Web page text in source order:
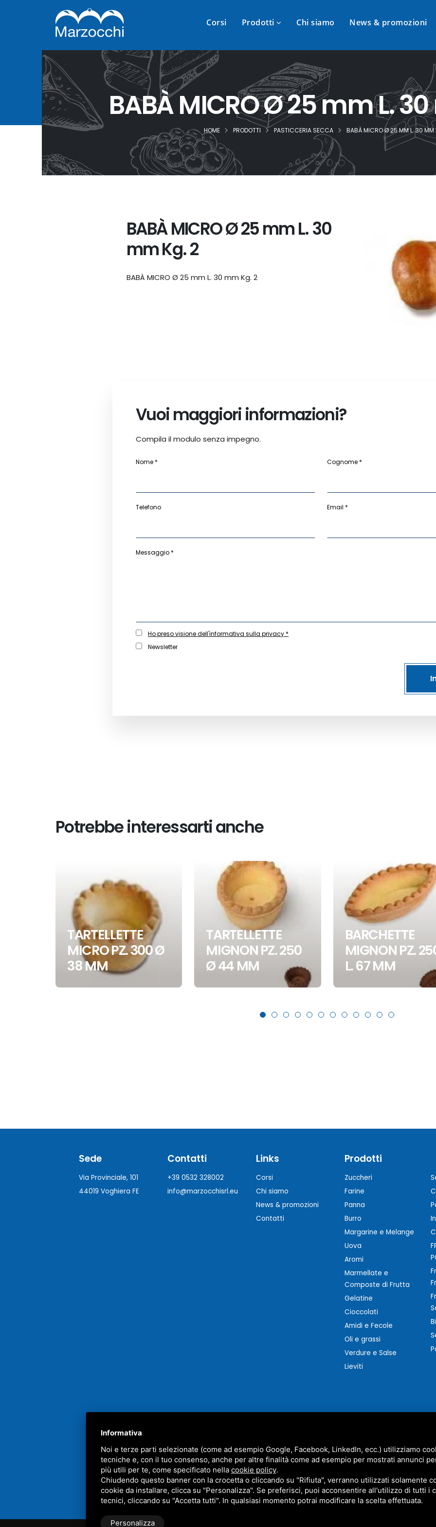
Corsi Prodotti Chi siamo News & promozioni
BABÀ MICRO Ø 25 mm L.
HOME PRODOTTI PASTICCERIA SECCA BABÀ MICRO Ø 25 MM L. 30 MM
BABÀ MICRO Ø 25 mm L. 30
mm Kg. 2
BABÀ MICRO Ø 25 mm L. 30 mm Kg. 2
Vuoi maggiori informazioni?
Compila il modulo senza impegno.
Nome * Cognome *
Telefono Email *
Messaggio *
Ho preso visione dell'informativa sulla privacy *
Newsletter
Potrebbe interessarti anche
TARTELLETTE
MICRO PZ. 300 Ø
38 MM
TARTELLETTE
MIGNON PZ. 250
Ø 44 MM
BARCHETTE
MIGNON PZ.
L. 67 MM
Sede
Via Provinciale, 101
44019 Voghiera FE
Contatti
+39 0532 328002
info@marzocchisrl.eu
Links
Corsi
Chi siamo
News & promozioni
Contatti
Prodotti
Zuccheri
Farine
Panna
Burro
Margarine e Melange
Uova
Aromi
Marmellate e
Composte di Frutta
Gelatine
Cioccolati
Amidi e Fecole
Oli e grassi
Verdure e Salse
Lieviti
MARZOCCHI SRL • P.IVA 01942630383 • PRIVACY•SITEMAP
QUESTO SITO È PROTETTO DA GOOGLE RECAPTCHA V3,
Informativa
Noi e terze parti selezionate (come ad esempio Google, Facebook, LinkedIn, ecc.) utilizziamo
tecniche e, con il tuo consenso, anche per altre finalità come ad esempio per mostrati annunci
più utili per te, come specificato nella cookie policy.
Chiudendo questo banner con la crocetta o cliccando su "Rifiuta", verranno utilizzati solamente
cookie da installare, clicca su "Personalizza". Se preferisci, puoi acconsentire all'utilizzo di tutti i
tecnici, cliccando su "Accetta tutti". In qualsiasi momento potrai modificare la scelta effettuata.
Personalizza